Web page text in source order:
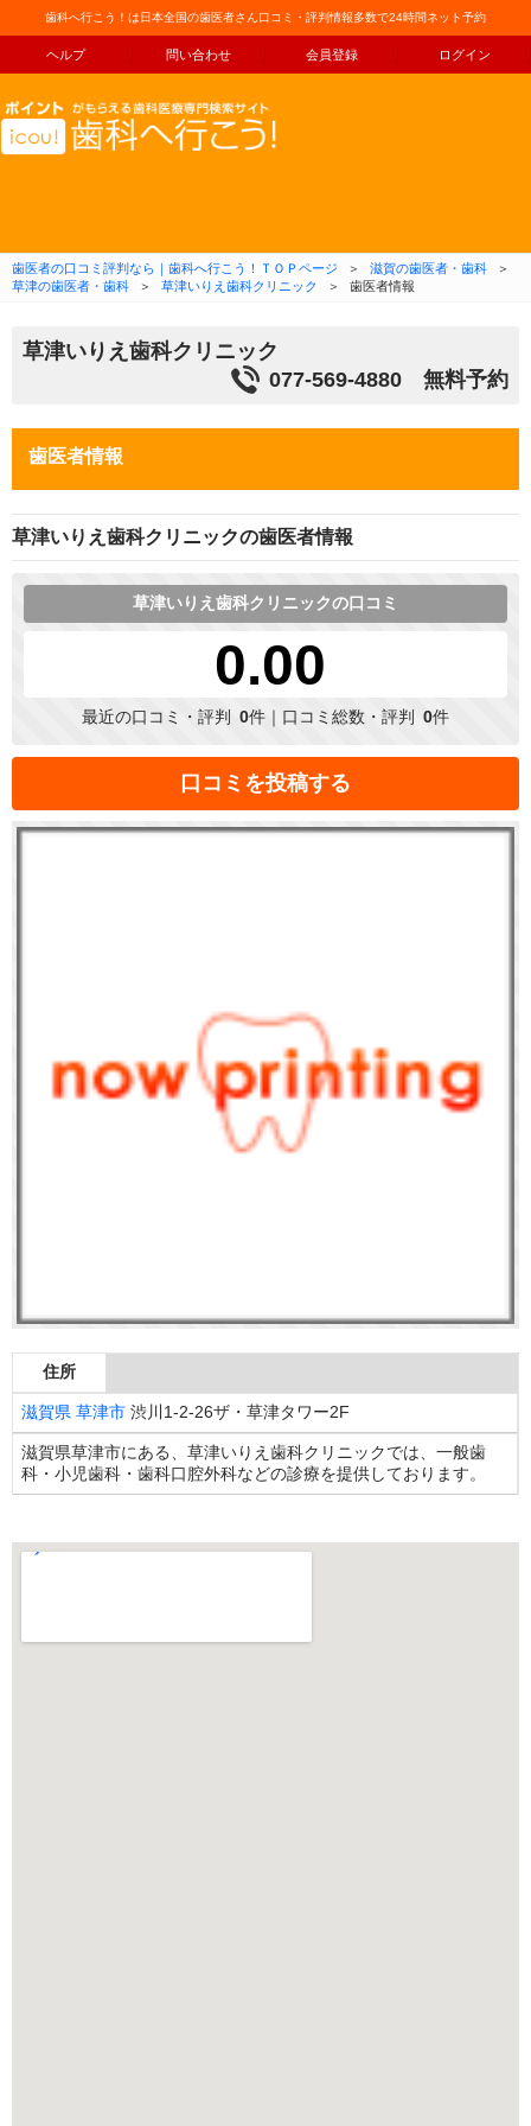
歯科へ行こう！は日本全国の歯医者さん口コミ・評判情報多数で24時間ネット予約
ヘルプ 問い合わせ 会員登録 ログイン
コンテンツへ移動
歯医者の口コミ評判なら｜歯科へ行こう！ＴＯＰページ ＞ 滋賀の歯医者・歯科
＞
草津の歯医者・歯科
＞ 草津いりえ歯科クリニック ＞ 歯医者情報
草津いりえ歯科クリニック
077-569-4880 無料予約
歯医者情報
草津いりえ歯科クリニックの歯医者情報
草津いりえ歯科クリニックの口コミ
0.00
最近の口コミ・評判 0件｜口コミ総数・評判 0件
口コミを投稿する
住所
滋賀県 草津市 渋川1-2-26ザ・草津タワー2F
滋賀県草津市にある、草津いりえ歯科クリニックでは、一般歯
科・小児歯科・歯科口腔外科などの診療を提供しております。